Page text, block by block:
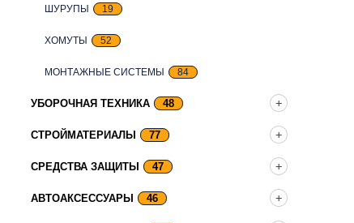
ШУРУПЫ 19
ХОМУТЫ 52
МОНТАЖНЫЕ СИСТЕМЫ 84
УБОРОЧНАЯ ТЕХНИКА 48
СТРОЙМАТЕРИАЛЫ 77
СРЕДСТВА ЗАЩИТЫ 47
АВТОАКСЕССУАРЫ 46